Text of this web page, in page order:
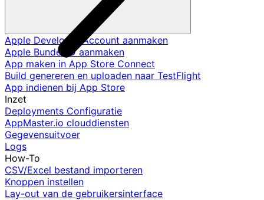
Apple Developer Account aanmaken
Apple Bundel ID aanmaken
App maken in App Store Connect
Build genereren en uploaden naar TestFlight
App indienen bij App Store
Inzet
Deployments Configuratie
AppMaster.io clouddiensten
Gegevensuitvoer
Logs
How-To
CSV/Excel bestand importeren
Knoppen instellen
Lay-out van de gebruikersinterface